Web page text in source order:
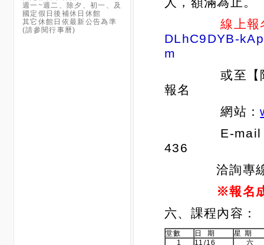
網站：
E-mail
436
洽詢專線：
※報名成功後
六、課程內容：
星 期
六
2
日
六
日
六
12/14
六
(1)學員請自備